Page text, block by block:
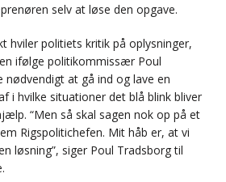
selv at løse den opgave.
hviler politiets kritik på oplysninger,
ifølge politikommissær Poul
nødvendigt at gå ind og lave en
i hvilke situationer det blå blink bliver
“Men så skal sagen nok op på et
Rigspolitichefen. Mit håb er, at vi
løsning”, siger Poul Tradsborg til